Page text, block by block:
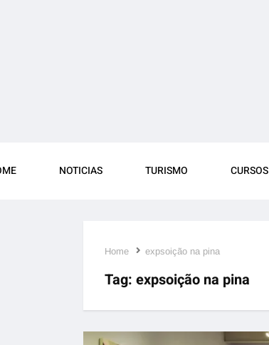
NOTICIAS TURISMO CURSOS
Home expsoição na pina
Tag: expsoição na pina